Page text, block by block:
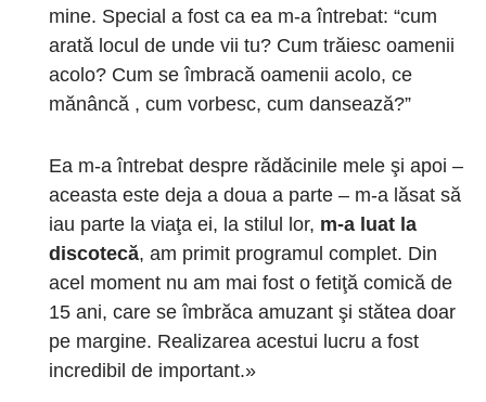
mine. Special a fost ca ea m-a întrebat: “cum
arată locul de unde vii tu? Cum trăiesc oamenii
acolo? Cum se îmbracă oamenii acolo, ce
mănâncă , cum vorbesc, cum dansează?”
Ea m-a întrebat despre rădăcinile mele şi apoi –
aceasta este deja a doua a parte – m-a lăsat să
iau parte la viaţa ei, la stilul lor, m-a luat la
discotecă, am primit programul complet. Din
acel moment nu am mai fost o fetiţă comică de
15 ani, care se îmbrăca amuzant şi stătea doar
pe margine. Realizarea acestui lucru a fost
incredibil de important.»